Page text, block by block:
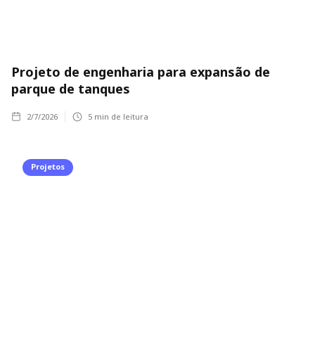
Projeto de engenharia para expansão de
parque de tanques
2/7/2026 5 min de leitura
Projetos